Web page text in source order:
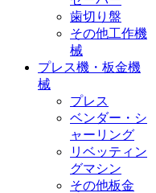
歯切り盤
その他工作機
械
プレス機・板金機
械
プレス
ベンダー・シ
ャーリング
リベッティン
グマシン
その他板金